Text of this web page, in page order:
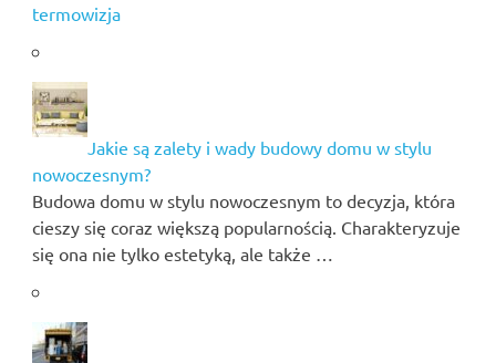
termowizja
Jakie są zalety i wady budowy domu w stylu
nowoczesnym?
Budowa domu w stylu nowoczesnym to decyzja, która
cieszy się coraz większą popularnością. Charakteryzuje
się ona nie tylko estetyką, ale także …